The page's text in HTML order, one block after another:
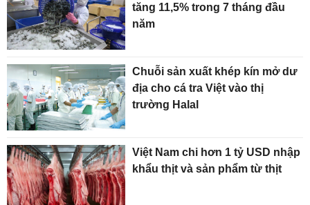
tăng 11,5% trong 7 tháng đầu
năm
Chuỗi sản xuất khép kín mở dư
địa cho cá tra Việt vào thị
trường Halal
Việt Nam chi hơn 1 tỷ USD nhập
khẩu thịt và sản phẩm từ thịt